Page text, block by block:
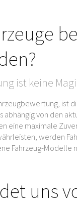
ist keine
ist
von den
eine maximale
werden
Fahrzeug-
uns